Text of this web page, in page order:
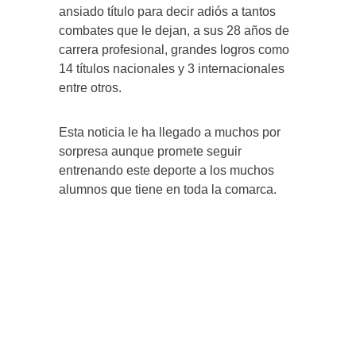
ansiado título para decir adiós a tantos
combates que le dejan, a sus 28 años de
carrera profesional, grandes logros como
14 títulos nacionales y 3 internacionales
entre otros.
Esta noticia le ha llegado a muchos por
sorpresa aunque promete seguir
entrenando este deporte a los muchos
alumnos que tiene en toda la comarca.